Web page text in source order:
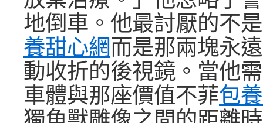
地倒車。他最討厭的不
養甜心網而是那兩塊永
動收折的後視鏡。當他
車體與那座價值不菲包